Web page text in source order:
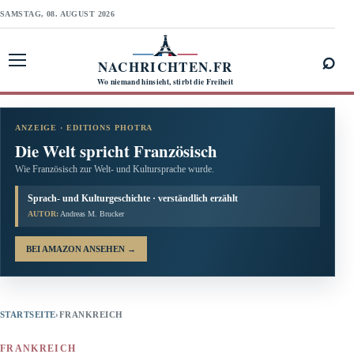
SAMSTAG, 08. AUGUST 2026
NACHRICHTEN.FR
Wo niemand hinsieht, stirbt die Freiheit
⌕
ANZEIGE · EDITIONS PHOTRA
Die Welt spricht Französisch
Wie Französisch zur Welt- und Kultursprache wurde.
Sprach- und Kulturgeschichte · verständlich erzählt
AUTOR: Andreas M. Brucker
BEI AMAZON ANSEHEN →
STARTSEITE›FRANKREICH
FRANKREICH